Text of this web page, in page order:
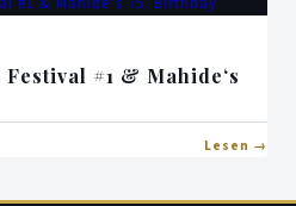
#1 & Mahide‘s
Lesen